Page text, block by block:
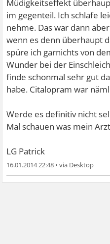
Müdigkeitseffekt
im gegenteil. Ich schlafe
nehme. Das war dann
wenn es denn überhaupt
spüre ich garnichts von
Wunder bei der
finde schonmal sehr gut
habe. Citalopram war
Werde es definitiv nicht
Mal schauen was mein
LG Patrick
16.01.2014 22:48 •